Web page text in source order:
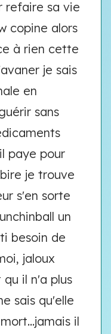
refaire sa vie
copine alors
à rien cette
je sais
en
sans
paye pour
je trouve
s'en sorte
un
besoin de
jaloux
il n'a plus
sais qu'elle
il